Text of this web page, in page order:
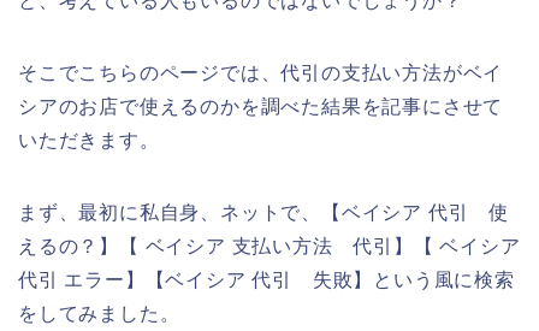
そこでこちらのページでは、代引の支払い方法がベイ
シアのお店で使えるのかを調べた結果を記事にさせて
いただきます。
まず、最初に私自身、ネットで、【ベイシア 代引 使
えるの？】【 ベイシア 支払い方法 代引】【 ベイシア
代引 エラー】【ベイシア 代引 失敗】という風に検索
をしてみました。